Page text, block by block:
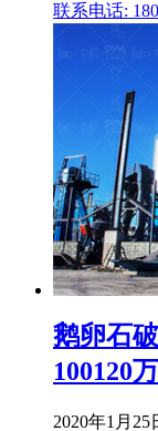
联系电话:
鹅卵石
100120
2020年1月